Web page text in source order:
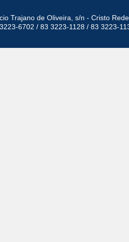
Trajano de Oliveira, s/n - Cristo
6702 / 83 3223-1128 / 83 3223-